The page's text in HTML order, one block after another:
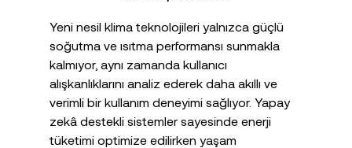
Yeni nesil klima teknolojileri yalnızca güçlü
soğutma ve ısıtma performansı sunmakla
kalmıyor, aynı zamanda kullanıcı
alışkanlıklarını analiz ederek daha akıllı ve
verimli bir kullanım deneyimi sağlıyor. Yapay
zekâ destekli sistemler sayesinde enerji
tüketimi optimize edilirken yaşam